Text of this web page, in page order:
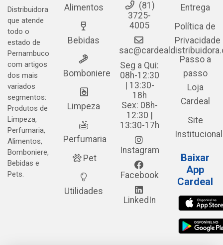
Distribuidora
que atende
todo o
estado de
Pernambuco
com artigos
dos mais
variados
segmentos:
Produtos de
Limpeza,
Perfumaria,
Alimentos,
Bomboniere,
Bebidas e
Pets.
Alimentos
Bebidas
Bomboniere
Limpeza
Perfumaria
Pet
Utilidades
(81)
3725-
4005
Seg a Qui:
08h-12:30
| 13:30-
18h
Sex: 08h-
12:30 |
13:30-17h
Instagram
Facebook
LinkedIn
Entrega
Política de
Privacidade
Passo a
passo
Loja
Cardeal
Site
Institucional
Baixar
App
Cardeal